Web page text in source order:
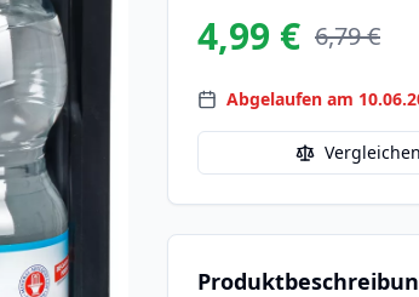
4,99 € 6,79 €
Abgelaufen am
Vergleichen